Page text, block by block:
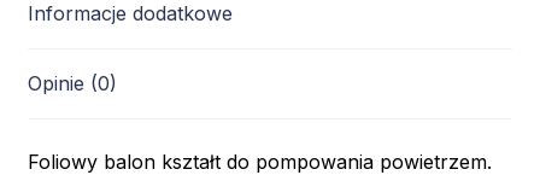
Informacje dodatkowe
Opinie (0)
Foliowy balon kształt do pompowania powietrzem.